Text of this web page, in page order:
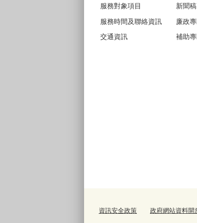
服務對象項目
服務時間及聯絡資訊
交通資訊
新聞稿
廉政
補助
資訊安全政策 政府網站資料開